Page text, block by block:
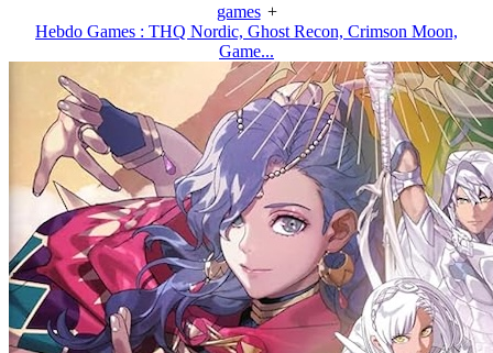
games +
Hebdo Games : THQ Nordic, Ghost Recon, Crimson Moon,
Game...